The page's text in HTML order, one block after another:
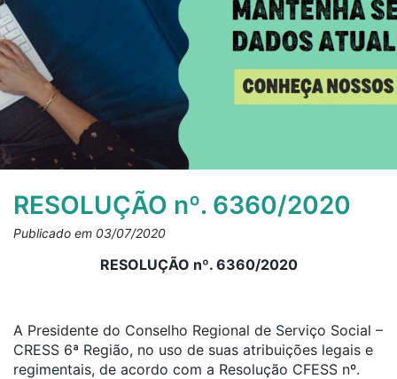
RESOLUÇÃO nº. 6360/2020
Publicado em 03/07/2020
RESOLUÇÃO nº. 6360/2020
A Presidente do Conselho Regional de Serviço Social –
CRESS 6ª Região, no uso de suas atribuições legais e
regimentais, de acordo com a Resolução CFESS nº.